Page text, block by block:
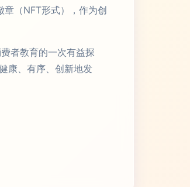
（NFT形式），作为创
者教育的一次有益探
康、有序、创新地发